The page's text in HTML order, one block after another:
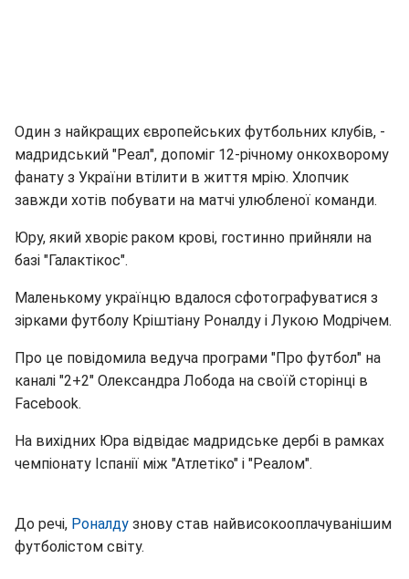
Один з найкращих європейських футбольних клубів, -
мадридський "Реал", допоміг 12-річному онкохворому
фанату з України втілити в життя мрію. Хлопчик
завжди хотів побувати на матчі улюбленої команди.
Юру, який хворіє раком крові, гостинно прийняли на
базі "Галактікос".
Маленькому українцю вдалося сфотографуватися з
зірками футболу Кріштіану Роналду і Лукою Модрічем.
Про це повідомила ведуча програми "Про футбол" на
каналі "2+2" Олександра Лобода на своїй сторінці в
Facebook.
На вихідних Юра відвідає мадридське дербі в рамках
чемпіонату Іспанії між "Атлетіко" і "Реалом".
До речі, Роналду знову став найвисокооплачуванішим
футболістом світу.